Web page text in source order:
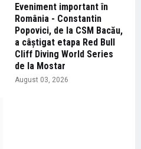
Eveniment important în
România - Constantin
Popovici, de la CSM Bacău,
a câștigat etapa Red Bull
Cliff Diving World Series
de la Mostar
August 03, 2026